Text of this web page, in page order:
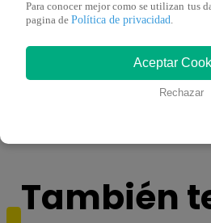
¡Delincuente ingresó a vivienda
También
Para conocer mejor como se utilizan tus
pagina de Política de privacidad.
Aceptar
Rechazar